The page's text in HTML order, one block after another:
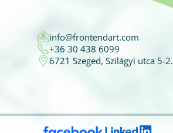
info@frontendart.com
+36 30 438 6099
6721 Szeged, Szilágyi utca 5-2.